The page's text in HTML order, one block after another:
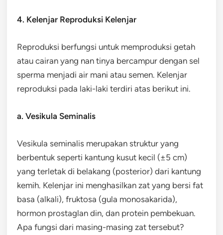
4. Kelenjar Reproduksi Kelenjar
Reproduksi berfungsi untuk memproduksi getah
atau cairan yang nan tinya bercampur dengan sel
sperma menjadi air mani atau semen. Kelenjar
reproduksi pada laki-laki terdiri atas berikut ini.
a. Vesikula Seminalis
Vesikula seminalis merupakan struktur yang
berbentuk seperti kantung kusut kecil (±5 cm)
yang terletak di belakang (posterior) dari kantung
kemih. Kelenjar ini menghasilkan zat yang bersi fat
basa (alkali), fruktosa (gula monosakarida),
hormon prostaglan din, dan protein pembekuan.
Apa fungsi dari masing-masing zat tersebut?